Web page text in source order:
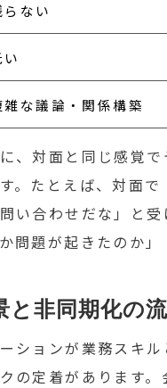
らない
雑な議論・関係構築
、対面と同じ感覚
。たとえば、対面
い合わせだな」と
問題が起きたのか
と非同期化の
ションが業務スキ
の定着があります